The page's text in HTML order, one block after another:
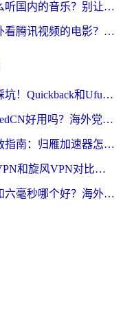
在国外怎么听国内的音乐？别让版权限制断了你的华语歌单
怎么在国外看腾讯视频的电影？海外党亲测有效的回国加速指南
海外党别踩坑！Quickback和UfunR好用吗？选对回国加速器才能无缝刷国内资源
迅游和SpeedCN好用吗？海外党如何破解那道看不见的墙
海外党自救指南：归雁加速器怎么样？教你避开坑实现国内资源无缝访问
ChickCN VPN和旋风VPN对比哪个回国效果更好？海外用户的选择困境与出路
雷神手游和六毫秒哪个好？海外党如何真正解锁国内资源